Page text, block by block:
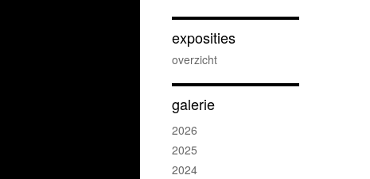
exposities
overzicht
galerie
2026
2025
2024